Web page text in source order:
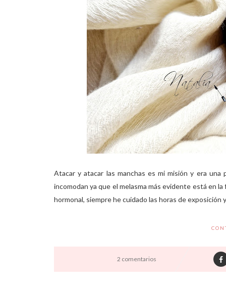
Atacar y atacar las manchas es mi misión y era
incomodan ya que el melasma más evidente está en
hormonal, siempre he cuidado las horas de exposición
2 comentarios